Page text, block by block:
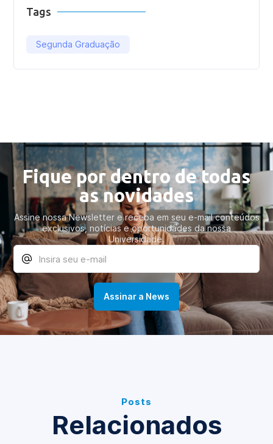
Tags
Segunda Graduação
Fique por dentro de todas
as novidades
Assine nossa Newsletter e receba em seu e-mail conteúdos
exclusivos, notícias e oportunidades da nossa
Universidade.
Posts
Relacionados